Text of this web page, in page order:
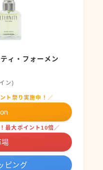
ィ・フォーメン
ン)
ト祭り実施中！／
最大ポイント10倍／
ピング